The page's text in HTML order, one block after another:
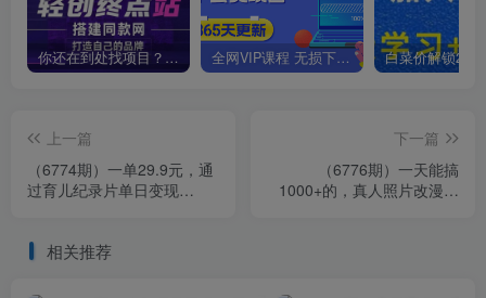
你还在到处找项目？还在当韭菜？我靠卖项目一个月收入5万+，曾经我也是个失败者。 全网VIP课程 无损下载~
上一篇
（6774期）一单29.9元，通
过育儿纪录片单日变现
下一篇
（6776期）一天能搞
1000+的，真人照片改漫画
相关推荐